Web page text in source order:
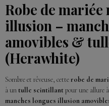
Robe de
illusion –
amovibles &
(Herawhite)
Sombre et rêveuse, cetterobe de
à un tulle scintillantpour une allure
manches longues illusion